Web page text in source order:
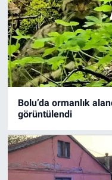
Bolu’da ormanlık
görüntülendi